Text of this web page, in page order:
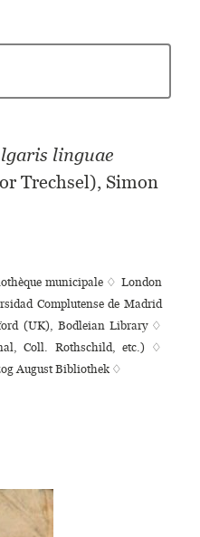
linguae
Trechsel), Simon
muni­ci­pale ♢ London
Complutense de Madrid
(UK), Bodleian Library ♢
Coll. Rothschild, etc.) ♢
August Bibliothek ♢